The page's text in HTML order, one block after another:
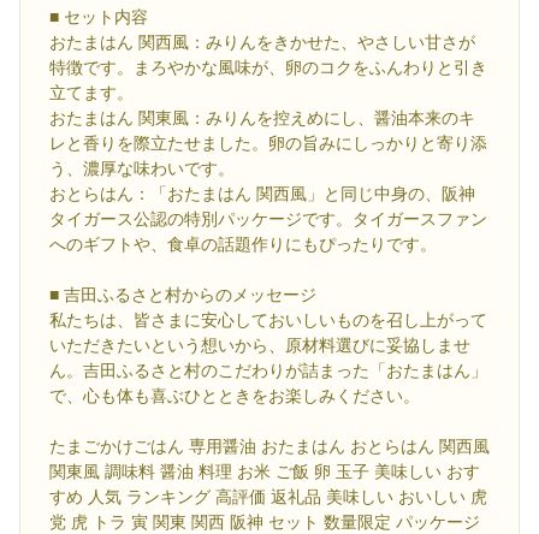
■ セット内容
おたまはん 関西風：みりんをきかせた、やさしい甘さが
特徴です。まろやかな風味が、卵のコクをふんわりと引き
立てます。
おたまはん 関東風：みりんを控えめにし、醤油本来のキ
レと香りを際立たせました。卵の旨みにしっかりと寄り添
う、濃厚な味わいです。
おとらはん：「おたまはん 関西風」と同じ中身の、阪神
タイガース公認の特別パッケージです。タイガースファン
へのギフトや、食卓の話題作りにもぴったりです。
■ 吉田ふるさと村からのメッセージ
私たちは、皆さまに安心しておいしいものを召し上がって
いただきたいという想いから、原材料選びに妥協しませ
ん。吉田ふるさと村のこだわりが詰まった「おたまはん」
で、心も体も喜ぶひとときをお楽しみください。
たまごかけごはん 専用醤油 おたまはん おとらはん 関西風
関東風 調味料 醤油 料理 お米 ご飯 卵 玉子 美味しい おす
すめ 人気 ランキング 高評価 返礼品 美味しい おいしい 虎
党 虎 トラ 寅 関東 関西 阪神 セット 数量限定 パッケージ